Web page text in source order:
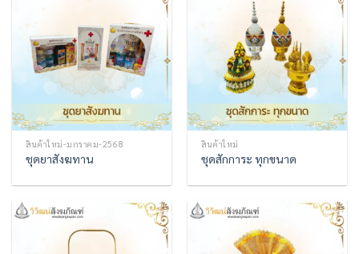
สินค้าใหม่-มกราคม-2568
ชุดยาสังฆทาน
สินค้าใหม่
ชุดสักการะ ทุกขนาด